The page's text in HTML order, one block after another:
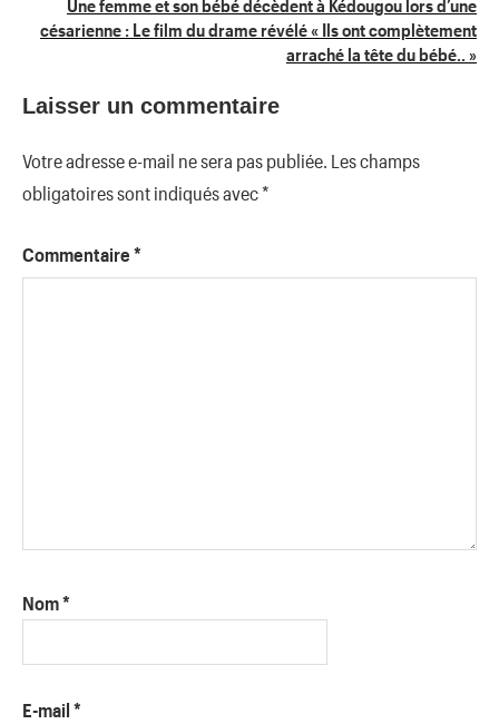
l’articleUne femme et son bébé décèdent à Kédougou lors d’une
césarienne : Le film du drame révélé « Ils ont complètement
arraché la tête du bébé.. »
Laisser un commentaire
Votre adresse e-mail ne sera pas publiée. Les champs
obligatoires sont indiqués avec*
Commentaire *
Nom*
E-mail *